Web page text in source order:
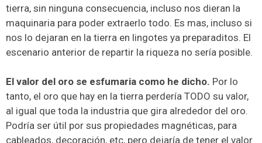
tierra, sin ninguna consecuencia, incluso nos dieran la
maquinaria para poder extraerlo todo. Es mas, incluso si
nos lo dejaran en la tierra en lingotes ya preparaditos. El
escenario anterior de repartir la riqueza no sería posible.
El valor del oro se esfumaria como he dicho. Por lo
tanto, el oro que hay en la tierra perdería TODO su valor,
al igual que toda la industria que gira alrededor del oro.
Podría ser útil por sus propiedades magnéticas, para
cableados, decoración, etc, pero dejaría de tener el valor